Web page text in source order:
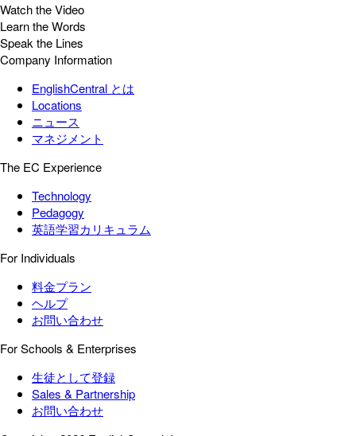
Watch the Video
Learn the Words
Speak the Lines
Company Information
EnglishCentral とは
Locations
ニュース
マネジメント
The EC Experience
Technology
Pedagogy
英語学習カリキュラム
For Individuals
料金プラン
ヘルプ
お問い合わせ
For Schools & Enterprises
生徒として登録
Sales & Partnership
お問い合わせ